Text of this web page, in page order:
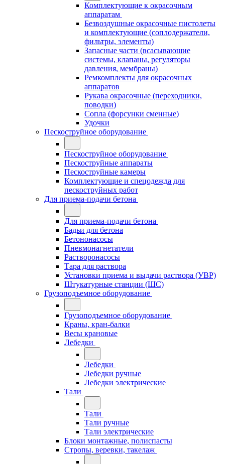
Комплектующие к окрасочным
аппаратам
Безвоздушные окрасочные пистолеты
и комплектующие (соплодержатели,
фильтры, элементы)
Запасные части (всасывающие
системы, клапаны, регуляторы
давления, мембраны)
Ремкомплекты для окрасочных
аппаратов
Рукава окрасочные (переходники,
поводки)
Сопла (форсунки сменные)
Удочки
Пескоструйное оборудование
Пескоструйное оборудование
Пескоструйные аппараты
Пескоструйные камеры
Комплектующие и спецодежда для
пескоструйных работ
Для приема-подачи бетона
Для приема-подачи бетона
Бадьи для бетона
Бетононасосы
Пневмонагнетатели
Растворонасосы
Тара для раствора
Установки приема и выдачи раствора (УВР)
Штукатурные станции (ШС)
Грузоподъемное оборудование
Грузоподъемное оборудование
Краны, кран-балки
Весы крановые
Лебедки
Лебедки
Лебедки ручные
Лебедки электрические
Тали
Тали
Тали ручные
Тали электрические
Блоки монтажные, полиспасты
Стропы, веревки, такелаж